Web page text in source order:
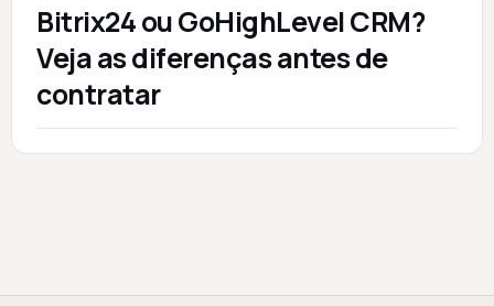
Bitrix24 ou GoHighLevel CRM?
Veja as diferenças antes de
contratar